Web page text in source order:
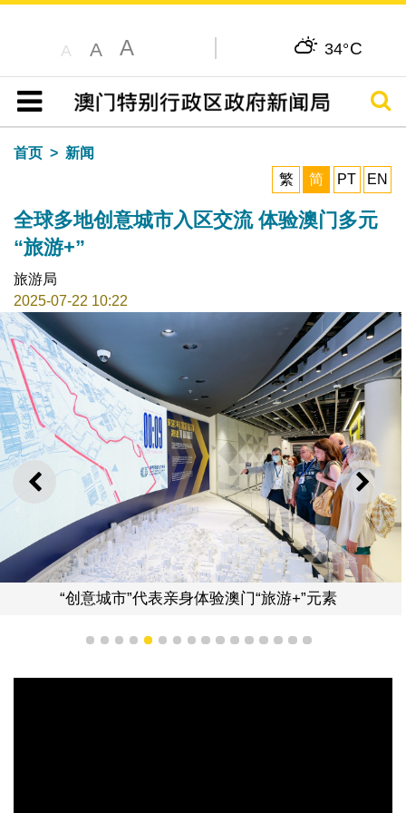
A A A 34°C
目录
搜寻
首页
新闻
繁
简 PT EN
全球多地创意城市入区交流 体验澳门多元
“旅游+”
旅游局
2025-07-22 10:22
上一则 下一
“创意城市”代表亲身体验澳门“旅游+”元素
1 2 3 4 5 6 7 8 9 10111213141516